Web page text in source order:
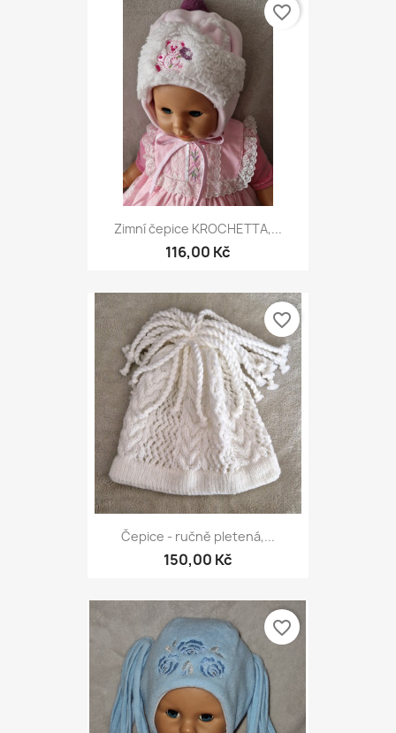
Zimní čepice KROCHETTA,...
116,00 Kč
favorite_border
Čepice - ručně pletená,...
150,00 Kč
favorite_border
favorite_border